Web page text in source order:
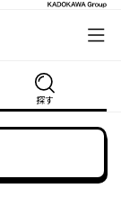
探す